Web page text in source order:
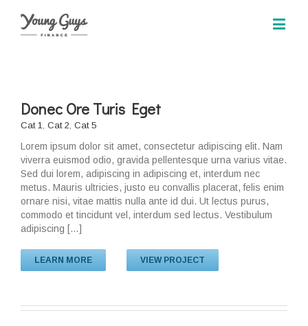
Donec Ore Turis Eget
Cat 1, Cat 2, Cat 5
Lorem ipsum dolor sit amet, consectetur adipiscing elit. Nam
viverra euismod odio, gravida pellentesque urna varius vitae.
Sed dui lorem, adipiscing in adipiscing et, interdum nec
metus. Mauris ultricies, justo eu convallis placerat, felis enim
ornare nisi, vitae mattis nulla ante id dui. Ut lectus purus,
commodo et tincidunt vel, interdum sed lectus. Vestibulum
adipiscing […]
LEARN MORE VIEW PROJECT